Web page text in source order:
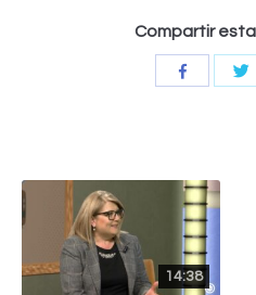
Compartir
Compartir
14:38